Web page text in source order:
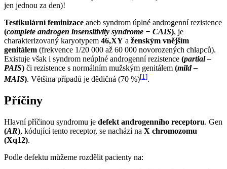
jen jednou za den)!
Testikulární feminizace aneb syndrom úplné androgenní rezistence
(complete androgen insensitivity syndrome − CAIS), je
charakterizovaný karyotypem 46,XY a ženským vnějším
genitálem (frekvence 1/20 000 až 60 000 novorozených chlapců).
Existuje však i syndrom neúplné androgenní rezistence (partial –
PAIS) či rezistence s normálním mužským genitálem (mild –
MAIS). Většina případů je dědičná (70 %)[1 ].
Příčiny
Hlavní příčinou syndromu je defekt androgenního receptoru. Gen
(AR), kódující tento receptor, se nachází na X chromozomu
(Xq12).
Podle defektu můžeme rozdělit pacienty na: